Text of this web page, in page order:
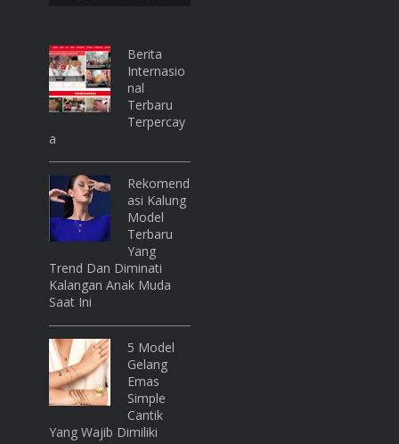
Berita
Internasio
Nal
Terbaru
Terpercay
A
Rekomend
Asi Kalung
Model
Terbaru
Yang
Trend Dan Diminati
Kalangan Anak Muda
Saat Ini
5 Model
Gelang
Emas
Simple
Cantik
Yang Wajib Dimiliki